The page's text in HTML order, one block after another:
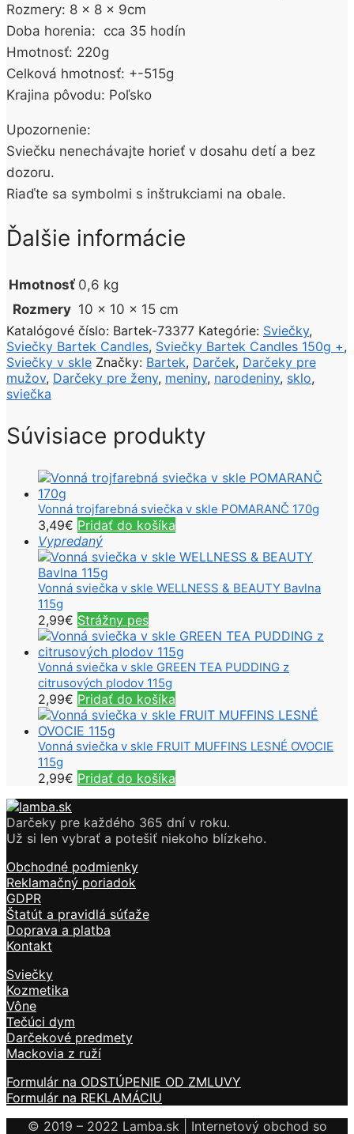
Rozmery: 8 x 8 x 9cm
Doba horenia: cca 35 hodín
Hmotnosť: 220g
Celková hmotnosť: +-515g
Krajina pôvodu: Poľsko
Upozornenie:
Sviečku nenechávajte horieť v dosahu detí a bez
dozoru.
Riaďte sa symbolmi s inštrukciami na obale.
Ďalšie informácie
Hmotnosť 0,6 kg
Rozmery 10 × 10 × 15 cm
Katalógové číslo: Bartek-73377 Kategórie: Sviečky,
Sviečky Bartek Candles, Sviečky Bartek Candles 150g +,
Sviečky v skle Značky: Bartek, Darček, Darčeky pre
mužov, Darčeky pre ženy, meniny, narodeniny, sklo,
sviečka
Súvisiace produkty
Vonná trojfarebná sviečka v skle POMARANČ 170g
3,49€ Pridať do košíka
Vypredaný
Vonná sviečka v skle WELLNESS & BEAUTY Bavlna
115g
2,99€ Strážny pes
Vonná sviečka v skle GREEN TEA PUDDING z
citrusových plodov 115g
2,99€ Pridať do košíka
Vonná sviečka v skle FRUIT MUFFINS LESNÉ OVOCIE
115g
2,99€ Pridať do košíka
Darčeky pre každého 365 dní v roku.
Už si len vybrať a potešiť niekoho blízkeho.
Obchodné podmienky
Reklamačný poriadok
GDPR
Štatút a pravidlá súťaže
Doprava a platba
Kontakt
Sviečky
Kozmetika
Vône
Tečúci dym
Darčekové predmety
Mackovia z ruží
Formulár na ODSTÚPENIE OD ZMLUVY
Formulár na REKLAMÁCIU
© 2019 – 2022 Lamba.sk | Internetový obchod so